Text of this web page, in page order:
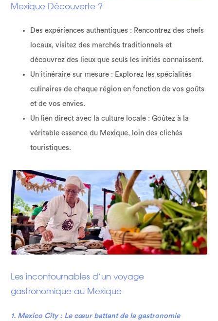
Mexique Découverte ?
Des expériences authentiques : Rencontrez des chefs
locaux, visitez des marchés traditionnels et
découvrez des lieux que seuls les initiés connaissent.
Un itinéraire sur mesure : Explorez les spécialités
culinaires de chaque région en fonction de vos goûts
et de vos envies.
Un lien direct avec la culture locale : Goûtez à la
véritable essence du Mexique, loin des clichés
touristiques.
Les incontournables d’un voyage
gastronomique au Mexique
1. Mexico City : Le cœur battant de la gastronomie